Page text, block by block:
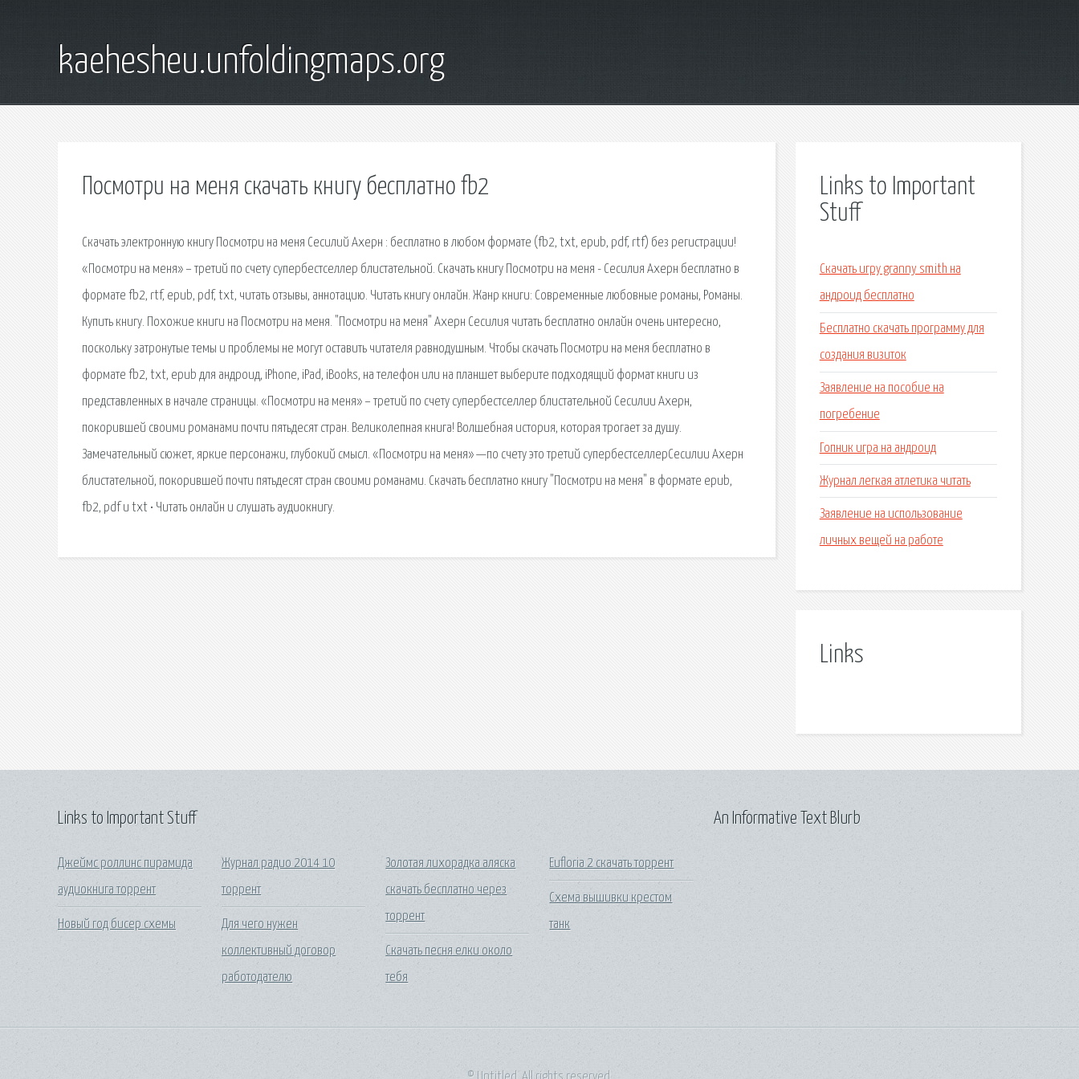
kaehesheu.unfoldingmaps.org
Посмотри на меня скачать книгу бесплатно fb2
Скачать электронную книгу Посмотри на меня Сесилий Ахерн : бесплатно в любом формате (fb2, txt, epub, pdf, rtf) без регистрации!
«Посмотри на меня» – третий по счету супербестселлер блистательной. Скачать книгу Посмотри на меня - Сесилия Ахерн бесплатно в
формате fb2, rtf, epub, pdf, txt, читать отзывы, аннотацию. Читать книгу онлайн. Жанр книги: Современные любовные романы, Романы.
Купить книгу. Похожие книги на Посмотри на меня. "Посмотри на меня" Ахерн Сесилия читать бесплатно онлайн очень интересно,
поскольку затронутые темы и проблемы не могут оставить читателя равнодушным. Чтобы скачать Посмотри на меня бесплатно в
формате fb2, txt, epub для андроид, iPhone, iPad, iBooks, на телефон или на планшет выберите подходящий формат книги из
представленных в начале страницы. «Посмотри на меня» – третий по счету супербестселлер блистательной Сесилии Ахерн,
покорившей своими романами почти пятьдесят стран. Великолепная книга! Волшебная история, которая трогает за душу.
Замечательный сюжет, яркие персонажи, глубокий смысл. «Посмотри на меня» —по счету это третий супербестселлерСесилии Ахерн
блистательной, покорившей почти пятьдесят стран своими романами. Скачать бесплатно книгу "Посмотри на меня" в формате epub,
fb2, pdf и txt • Читать онлайн и слушать аудиокнигу.
Links to Important
Stuff
Скачать игру granny smith на
андроид бесплатно
Бесплатно скачать программу для
создания визиток
Заявление на пособие на
погребение
Гопник игра на андроид
Журнал легкая атлетика читать
Заявление на использование
личных вещей на работе
Links
Links to Important Stuff
Джеймс роллинс пирамида
аудиокнига торрент
Новый год бисер схемы
Журнал радио 2014 10
торрент
Для чего нужен
коллективный договор
работодателю
Золотая лихорадка аляска
скачать бесплатно через
торрент
Скачать песня елки около
тебя
Eufloria 2 скачать торрент
Схема вышивки крестом
танк
An Informative Text Blurb